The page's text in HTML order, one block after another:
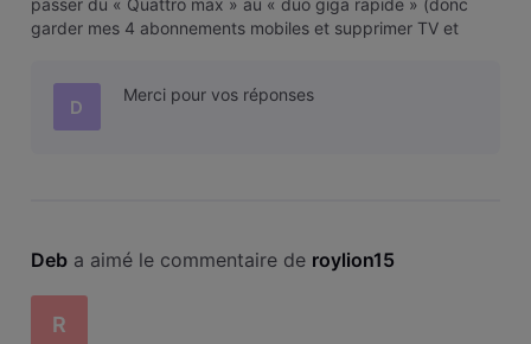
passer du « Quattro max » au « duo giga rapide » (donc
garder mes 4 abonnements mobiles et supprimer TV et
D
Merci pour vos réponses
Deb a aimé le commentaire de roylion15
R